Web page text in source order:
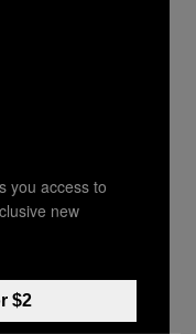
7, 2026
you access to
new
$2